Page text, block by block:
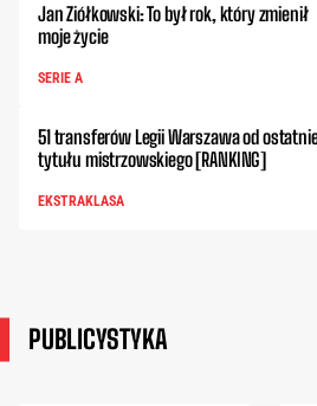
Jan Ziółkowski: To był rok, który zmienił
moje życie
SERIE A
51 transferów Legii Warszawa od
tytułu mistrzowskiego [RANKING]
EKSTRAKLASA
PUBLICYSTYKA